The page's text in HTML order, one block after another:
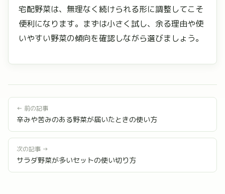
宅配野菜は、無理なく続けられる形に調整してこそ
便利になります。まずは小さく試し、余る理由や使
いやすい野菜の傾向を確認しながら選びましょう。
← 前の記事
辛みや苦みのある野菜が届いたときの使い方
次の記事 →
サラダ野菜が多いセットの使い切り方